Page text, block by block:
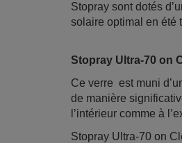
Stopray sont dotés
solaire optimal en été
Stopray Ultra-70 on
Ce verre est muni
de manière
l’intérieur comme à
Stopray Ultra-70 on